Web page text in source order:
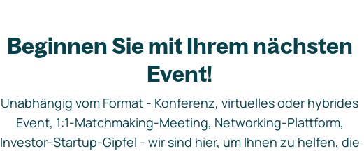
Beginnen Sie mit Ihrem nächsten
Event!
Unabhängig vom Format - Konferenz, virtuelles oder hybrides
Event, 1:1-Matchmaking-Meeting, Networking-Plattform,
Investor-Startup-Gipfel - wir sind hier, um Ihnen zu helfen, die